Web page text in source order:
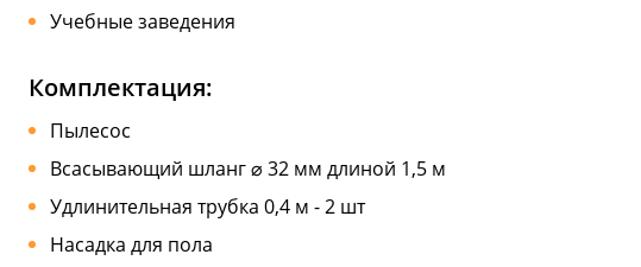
Учебные заведения
Комплектация:
Пылесос
Всасывающий шланг ⌀ 32 мм длиной 1,5 м
Удлинительная трубка 0,4 м - 2 шт
Насадка для пола